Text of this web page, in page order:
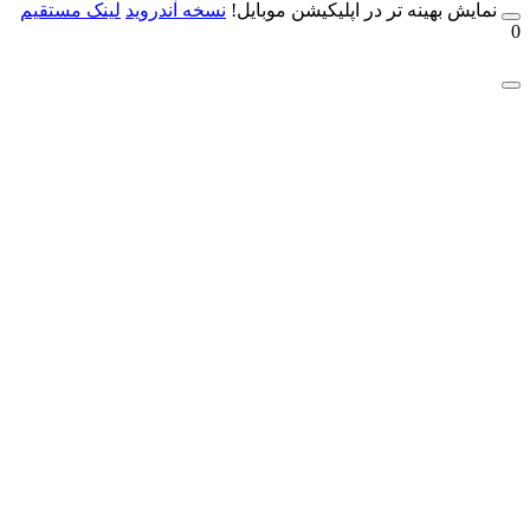
بهینه تر در اپلیکیشن موبایل!نسخه آندروید لینک مستقیم